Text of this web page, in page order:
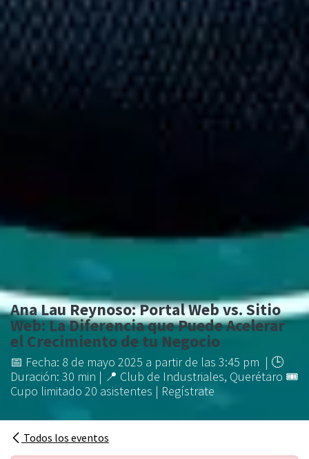
Ana Lau Reynoso: Portal Web vs. Sitio
Web: La Diferencia que Puede Acelerar
el Crecimiento de tu Negocio
📅 Fecha: 8 de mayo 2025 a partir de las 3:45 pm | 🕒
Duración: 30 min | 📍 Club de Industriales, Querétaro 🎟
Cupo limitado 20 asistentes | Regístrate
Todos los eventos